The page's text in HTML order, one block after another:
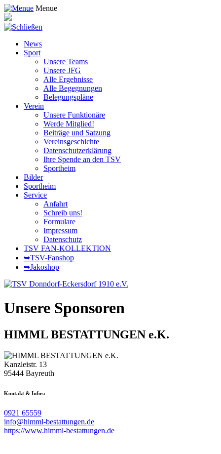
Menue
News
Sport
Unsere Teams
Unsere JFG
Alle Ergebnisse
Alle Begegnungen
Belegungspläne
Verein
Unsere Funktionäre
Werde Mitglied!
Beiträge und Satzung
Vereinsgeschichte
Datenschutzerklärung
Ihre Spende an den TSV
Sportheim
Bilder
Sportheim
Service
Anfahrt
Schreib uns!
Formulare
Impressum
Datenschutz
TSV FAN-KOLLEKTION
➥TSV-Fanshop
➥Jakoshop
Unsere Sponsoren
HIMML BESTATTUNGEN e.K.
Kanzleistr. 13
95444 Bayreuth
Kontakt & Infos:
0921 65559
info@himml-bestattungen.de
https://www.himml-bestattungen.de